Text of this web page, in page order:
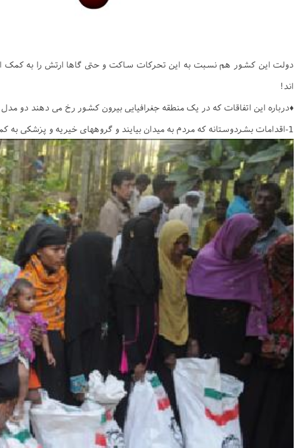
دولت این کشور هم نسبت به این تحرکات ساکت و حتی گاها ارتش را به کمک
اند!
♦درباره این اتفاقات که در یک منطقه جغرافیایی بیرون کشور رخ می دهند دو
1-اقدامات بشردوستانه که مردم به میدان بیایند و گروههای خیریه و پزشکی به کمک آنان بروند. شبیه کاری که خیریه انفاق وابسته به اتحادیه بین المللی امت واحده در سال 91 انجام داد.